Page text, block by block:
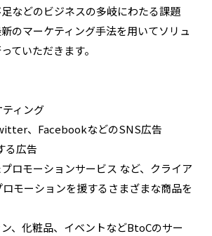
などのビジネスの多岐にわたる課題
のマーケティング手法を用いてソリュ
ていただきます。
ティング
、FacebookなどのSNS広告
る広告
ロモーションサービス など、クライア
モーションを援するさまざまな商品を
、化粧品、イベントなどBtoCのサー